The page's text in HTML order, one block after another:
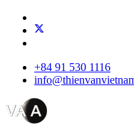
+84 91 530 1116